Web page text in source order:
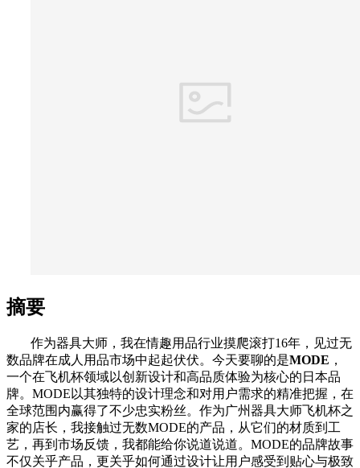
摘要
作为器具大师，我在情趣用品行业摸爬滚打16年，见过无
数品牌在成人用品市场中起起伏伏。今天要聊的是MODE ，
一个在飞机杯领域以创新设计和高品质体验为核心的日本品
牌。MODE以其独特的设计理念和对用户需求的精准把握，在
全球范围内赢得了不少忠实粉丝。作为广州器具大师飞机杯之
家的店长，我接触过无数MODE的产品，从它们的材质到工
艺，再到市场反馈，我都能给你说道说道。MODE的品牌故事
不仅关乎产品，更关乎如何通过设计让用户感受到贴心与极致